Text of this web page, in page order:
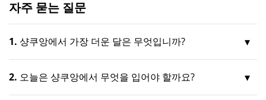
자주 묻는 질문
1. 샹쿠앙에서 가장 더운 달은 무엇입니까?
2. 오늘은 샹쿠앙에서 무엇을 입어야 할까요?